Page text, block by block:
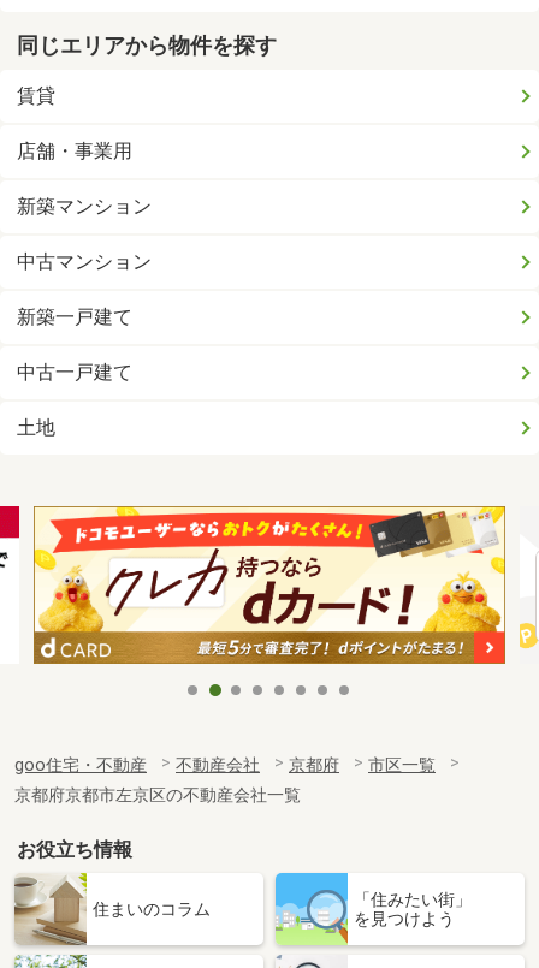
同じエリアから物件を探す
賃貸
店舗・事業用
新築マンション
中古マンション
新築一戸建て
中古一戸建て
土地
goo住宅・不動産 不動産会社 京都府
市区一覧
京都府京都市左京区の不動産会社一覧
お役立ち情報
住まいのコラム
「住みたい街」
を見つけよう